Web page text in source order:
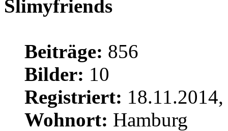
Slimyfriends
Beiträge: 856
Bilder: 10
Registriert:
Wohnort: Hamburg